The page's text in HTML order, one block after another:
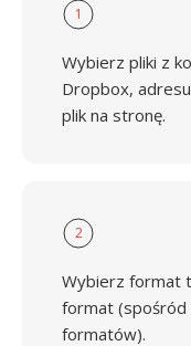
1
Wybierz pliki z
Dropbox,
plik na stronę.
2
Wybierz format
format (spośród
formatów).